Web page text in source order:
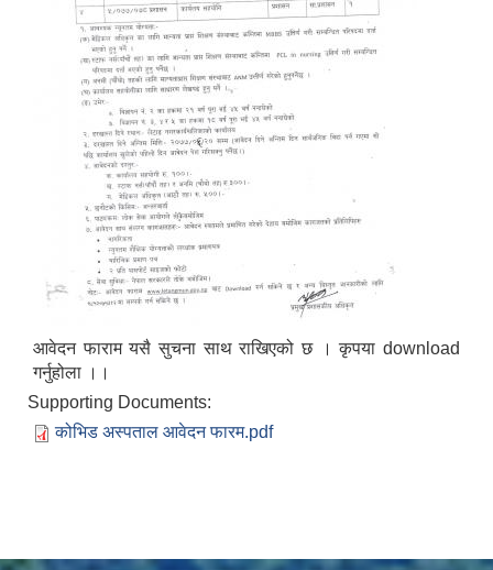
आवेदन फाराम यसै सुचना साथ राखिएको छ । कृपया download
गर्नुहोला ।।
Supporting Documents:
कोभिड अस्पताल आवेदन फारम.pdf